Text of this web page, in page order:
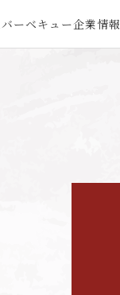
バーベキュー企業情報